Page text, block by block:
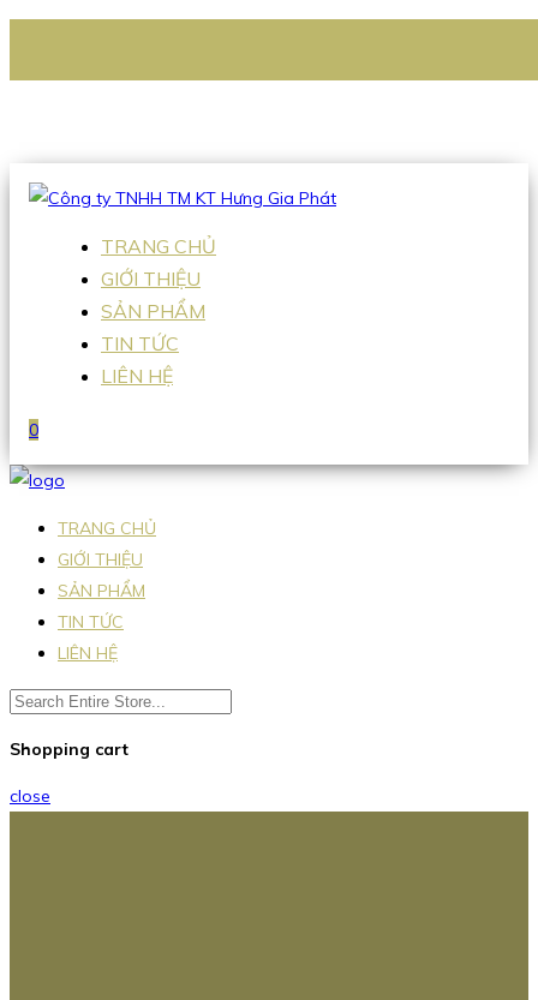
Hotline:0938 336 079
TRANG CHỦ
GIỚI THIỆU
SẢN PHẨM
TIN TỨC
LIÊN HỆ
0
TRANG CHỦ
GIỚI THIỆU
SẢN PHẨM
TIN TỨC
LIÊN HỆ
Shopping cart
close